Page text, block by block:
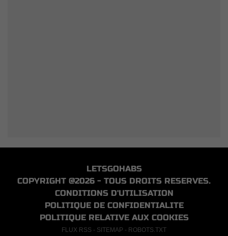
LETSGOHABS
COPYRIGHT @2026 - TOUS DROITS RESERVES.
CONDITIONS D'UTILISATION
POLITIQUE DE CONFIDENTIALITE
POLITIQUE RELATIVE AUX COOKIES
FLUX RSS - SITEMAP - ROBOTS.TXT